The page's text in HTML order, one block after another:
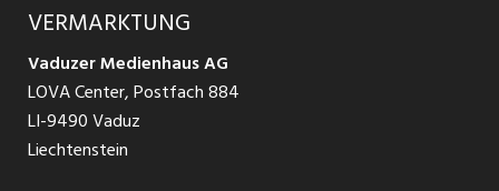
Jobs in St. Gallen
Jobs in Glarus
Jobs in der Südostschweiz
Schnittstelle
Ratgeber Bewerbung / Rekrutierung
AGB
Datenschutzbestimmungen
Nutzungsbedingungen
VERMARKTUNG
Vaduzer Medienhaus AG
LOVA Center, Postfach 884
LI-9490 Vaduz
Liechtenstein